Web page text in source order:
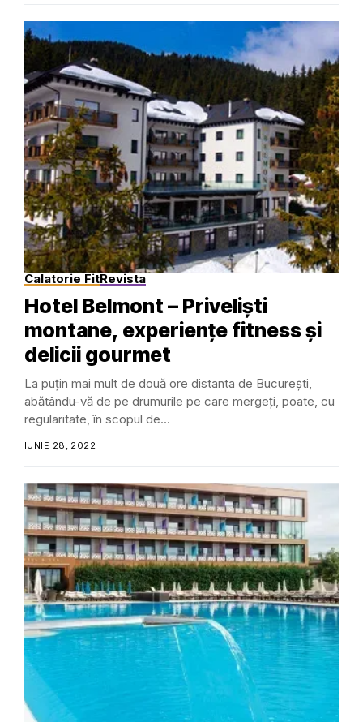
Calatorie FitRevista
Hotel Belmont – Priveliști
montane, experiențe fitness și
delicii gourmet
La puțin mai mult de două ore distanta de București,
abătându-vă de pe drumurile pe care mergeți, poate, cu
regularitate, în scopul de...
IUNIE 28, 2022